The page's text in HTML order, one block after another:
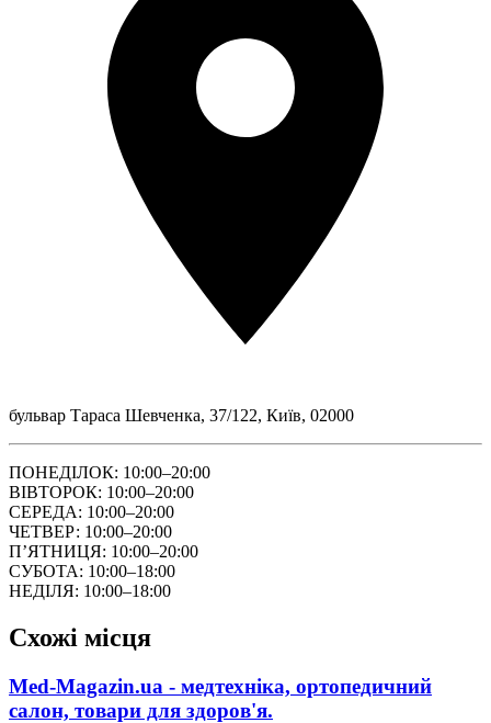
бульвар Тараса Шевченка, 37/122, Київ, 02000
ПОНЕДІЛОК: 10:00–20:00
ВІВТОРОК: 10:00–20:00
СЕРЕДА: 10:00–20:00
ЧЕТВЕР: 10:00–20:00
ПʼЯТНИЦЯ: 10:00–20:00
СУБОТА: 10:00–18:00
НЕДІЛЯ: 10:00–18:00
Схожі місця
Med-Magazin.ua - медтехніка, ортопедичний
салон, товари для здоров'я.